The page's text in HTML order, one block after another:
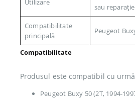
Utilizare
sau reparație
Compatibilitate
principală
Peugeot
Compatibilitate
Produsul este compatibil cu
Peugeot Buxy 50 (2T, 1994-